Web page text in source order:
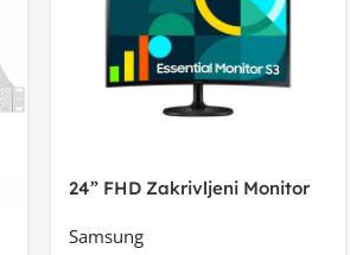
24” FHD Zakrivljeni Monitor
Samsung